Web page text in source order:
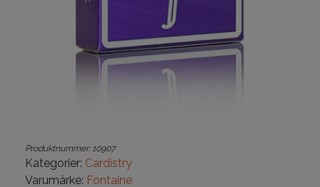
Produktnummer: 10907
Kategorier: Cardistry
Varumärke: Fontaine